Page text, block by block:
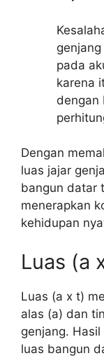
pada
karena
dengan
Dengan
luas jajar
bangun datar
menerapkan
kehidupan
Luas (a
Luas (a x t)
alas (a) dan
genjang.
luas bangun